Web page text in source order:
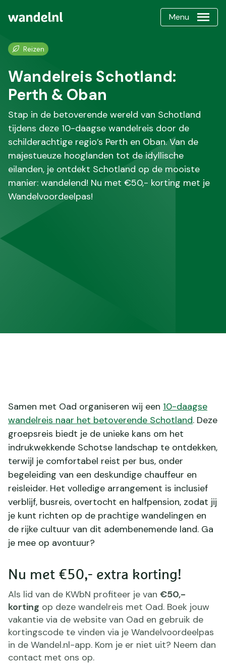
Menu
Reizen
Wandelreis Schotland:
Perth & Oban
Stap in de betoverende wereld van Schotland
tijdens deze 10-daagse wandelreis door de
schilderachtige regio’s Perth en Oban. Van de
majestueuze hooglanden tot de idyllische
eilanden, je ontdekt Schotland op de mooiste
manier: wandelend! Nu met €50,- korting met je
Wandelvoordeelpas!
Samen met Oad organiseren wij een 10-daagse
wandelreis naar het betoverende Schotland. Deze
groepsreis biedt je de unieke kans om het
indrukwekkende Schotse landschap te ontdekken,
terwijl je comfortabel reist per bus, onder
begeleiding van een deskundige chauffeur en
reisleider. Het volledige arrangement is inclusief
verblijf, busreis, overtocht en halfpension, zodat jij
je kunt richten op de prachtige wandelingen en
de rijke cultuur van dit adembenemende land. Ga
je mee op avontuur?
Nu met €50,- extra korting!
Als lid van de KWbN profiteer je van €50,-
korting op deze wandelreis met Oad. Boek jouw
vakantie via de website van Oad en gebruik de
kortingscode te vinden via je Wandelvoordeelpas
in de Wandel.nl-app. Kom je er niet uit? Neem dan
contact met ons op.